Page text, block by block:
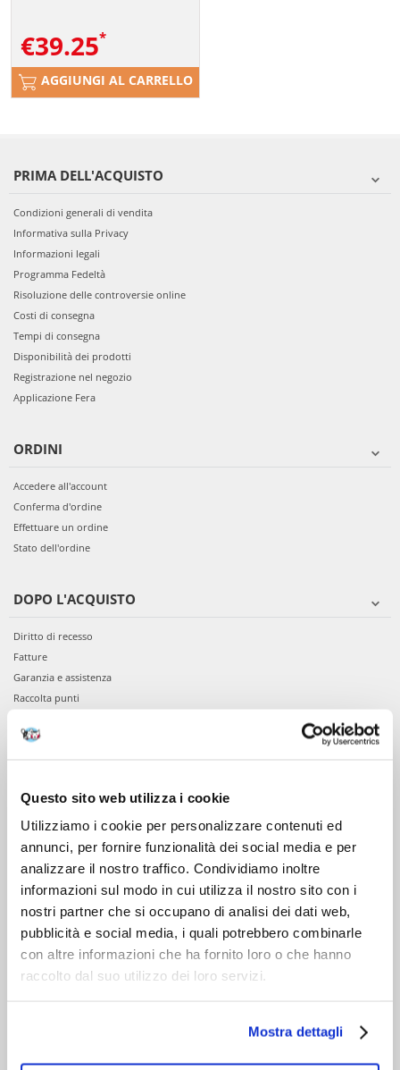
Questo sito web utilizza i cookie
Utilizziamo i cookie per personalizzare contenuti ed
annunci, per fornire funzionalità dei social media e per
analizzare il nostro traffico. Condividiamo inoltre
informazioni sul modo in cui utilizza il nostro sito con i
nostri partner che si occupano di analisi dei dati web,
pubblicità e social media, i quali potrebbero combinarle
con altre informazioni che ha fornito loro o che hanno
raccolto dal suo utilizzo dei loro servizi.
Mostra dettagli
€39.25
AGGIUNGI AL CARRELLO
PRIMA DELL'ACQUISTO
Condizioni generali di vendita
Informativa sulla Privacy
Informazioni legali
Programma Fedeltà
Risoluzione delle controversie online
Costi di consegna
Tempi di consegna
Disponibilità dei prodotti
Registrazione nel negozio
Applicazione Fera
ORDINI
Accedere all'account
Conferma d'ordine
Effettuare un ordine
Stato dell'ordine
DOPO L'ACQUISTO
Diritto di recesso
Fatture
Garanzia e assistenza
Raccolta punti
VIENI A CONOSCERCI
Servizio clienti